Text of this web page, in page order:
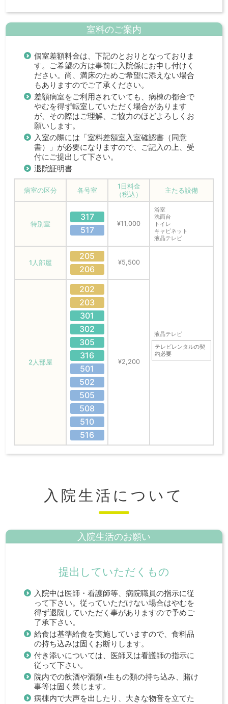
室料のご案内
個室差額料金は、下記のとおりとなっておりま
す。ご希望の方は事前に入院係にお申し付けく
ださい。尚、満床のためご希望に添えない場合
もありますのでご了承ください。
差額病室をご利用されていても、病棟の都合で
やむを得ず転室していただく場合があります
が、その際はご理解、ご協力のほどよろしくお
願いします。
入室の際には「室料差額室入室確認書（同意
書）」が必要になりますので、ご記入の上、受
付にご提出して下さい。
退院証明書
病室の区分 各号室
1日料金
（税込）
主たる設備
特別室
317
517
¥11,000
浴室
洗面台
トイレ
キャビネット
液晶テレビ
1人部屋
205
206
¥5,500
液晶テレビ
テレビレンタルの契
約必要
2人部屋
202
203
301
302
305
316
501
502
505
508
510
516
¥2,200
入院生活について
入院生活のお願い
提出していただくもの
入院中は医師・看護師等、病院職員の指示に従
って下さい。従っていただけない場合はやむを
得ず退院していただく事がありますので予めご
了承下さい。
給食は基準給食を実施していますので、食料品
の持ち込みは固くお断りします。
付き添いについては、医師又は看護師の指示に
従って下さい。
院内での飲酒や酒類•生もの類の持ち込み、賭け
事等は固く禁じます。
病棟内で大声を出したり、大きな物音を立てた